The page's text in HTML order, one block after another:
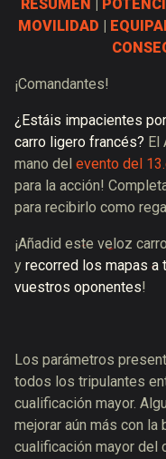
RESUMEN |
MOVILIDAD |
¡Comandantes!
¿Estáis impacientes
carro ligero francés? El
mano del evento del
para la acción!
para recibirlo como
¡Añadid este veloz
y recorred los mapas a
vuestros oponentes!
Los parámetros
todos los tripulantes
cualificación mayor.
mejorar aún más con
cualificación mayor del